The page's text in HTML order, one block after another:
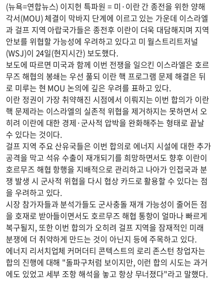
(뉴욕=연합뉴스) 이지헌 특파원 = 미·이란 간 종전을 위한 양해
각서(MOU) 체결이 막바지 단계에 이르고 있는 가운데 이스라엘
과 걸프 지역 아랍국가들은 종전후 이란이 더욱 대담해지며 지역
안보를 위협할 가능성에 우려하고 있다고 미 월스트리트저널
(WSJ)이 24일(현지시간) 보도했다.
보도에 따르면 미국과 함께 이번 전쟁을 일으킨 이스라엘은 호르
무즈 해협의 봉쇄는 우선 풀되 이란 핵 프로그램 문제 해결은 뒤
로 미루는 현 MOU 논의에 깊은 우려를 표하고 있다.
이란 정권이 가장 취약해진 시점에서 이뤄지는 이번 합의가 이란
핵 문제라는 이스라엘의 실존적 위협을 제거하지는 못하면서 오
히려 이란에 대한 경제·군사적 압박을 완화해주는 형태로 끝날
수 있다는 것이다.
걸프 지역 주요 산유국들은 이번 합의로 에너지 시설에 대한 추가
공격을 막고 석유 수출이 재개되기를 희망하면서도 향후 이란이
호르무즈 해협 항행을 지배적으로 관리하고 나아가 인접국과 분
쟁 발생 시 군사적 위협을 다시 협상 카드로 활용할 수 있다는 점
을 우려하고 있다.
시장 참가자들과 분석가들도 군사충돌 재개 가능성이 줄어든 점
을 호재로 받아들이면서도 호르무즈 해협 통항이 얼마나 빠르게
복구될지, 또한 이번 합의가 오히려 걸프 지역을 잠재적인 미래
분쟁에 더 취약하게 만드는 것이 아닌지 등에 주목하고 있다.
에너지 리서치업체 커머더티 콘텍스트의 로리 존스턴 창업자는
합의 진행에 대해 "돌파구처럼 보이지만, 이런 합의 시도는 과거
에도 있었고 세부 조항 해석을 놓고 항상 무너졌다"라고 말했다.